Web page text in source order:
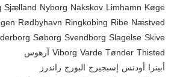
Køge
Limhamn
Nakskov
Nyborg
Sjælland
Næstved
Ribe
Ringkobing
Rødbyhavn
Skive
Slagelse
Svendborg
Søborg
Thisted
Tønder
Varde
Viborg آرهوس
أبينرا أودنس إسبجيرج البورج راندرز